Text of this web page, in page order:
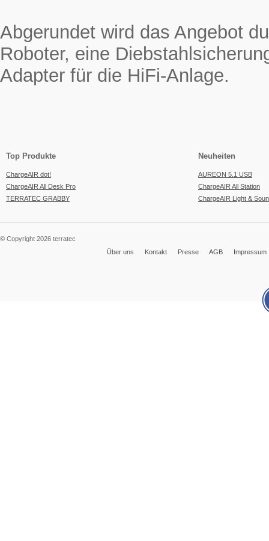
Abgerundet wird das Angebot
Roboter, eine
Adapter für die HiFi-Anlage.
Top Produkte
ChargeAIR dot!
ChargeAIR All Desk Pro
TERRATEC GRABBY
Neuheiten
AUREON 5.1 USB
ChargeAIR All Station
ChargeAIR Light &
© Copyright 2026 terratec
Über uns
Kontakt Presse AGB Impressum